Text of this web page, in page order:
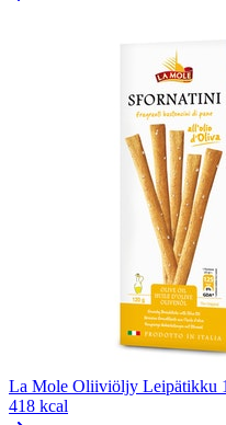
La Mole Oliiviöljy Leipätikku
418 kcal